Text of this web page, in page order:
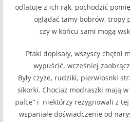
odlatuje z ich rąk, pochodzić
oglądać tamy bobrów, tropy
czy w końcu sami mogą
Ptaki dopisały, wszyscy chętni
wypuścić, wcześniej
Były czyże, rudziki, pierwiosnki
sikorki. Chociaż modraszki mają
palce” i niektórzy rezygnowali z
wspaniałe doświadczenie od